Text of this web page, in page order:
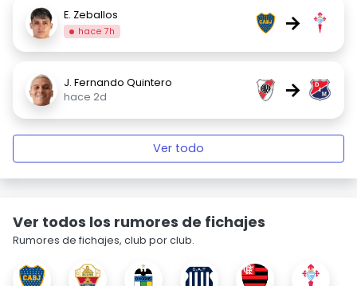
E. Zeballos
hace 7h →
J. Fernando Quintero
hace 2d
→
Ver todo
Ver todos los rumores de fichajes
Rumores de fichajes, club por club.